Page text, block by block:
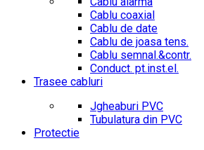
Cablu coaxial
Cablu de date
Cablu de joasa tens.
Cablu semnal.&contr.
Conduct. pt.inst.el.
Trasee cabluri
Jgheaburi PVC
Tubulatura din PVC
Protectie